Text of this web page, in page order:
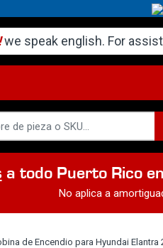
we speak english. For
a todo Puerto Rico
No aplica a
de Encendio para Hyundai Elantra